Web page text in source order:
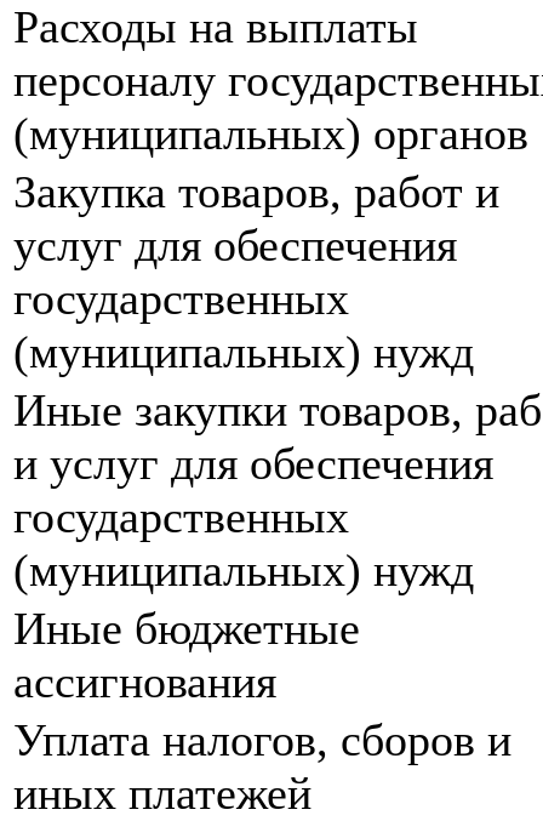
Расходы на выплаты
персоналу
(муниципальных) органов
Закупка товаров, работ и
услуг для обеспечения
государственных
(муниципальных) нужд
Иные закупки товаров,
и услуг для обеспечения
государственных
(муниципальных) нужд
Иные бюджетные
ассигнования
Уплата налогов, сборов и
иных платежей